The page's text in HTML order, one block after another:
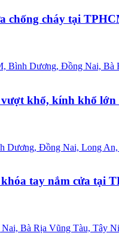
chống cháy tại
khổ, kính khổ
tay nắm cửa tại